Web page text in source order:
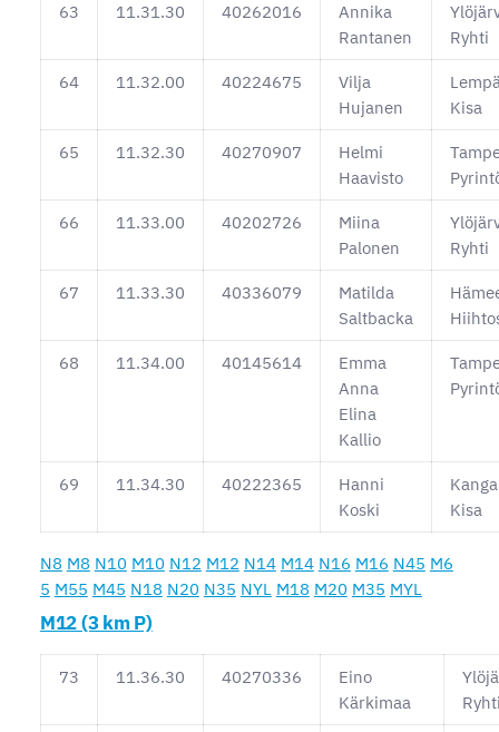
63 11.31.30 40262016
Annika
Rantanen
Ryhti
64 11.32.00 40224675
Vilja
Hujanen
Kisa
65 11.32.30 40270907
Helmi
Haavisto
66 11.33.00 40202726
Miina
Palonen
Ryhti
67 11.33.30 40336079
Matilda
Saltbacka
68 11.34.00 40145614
Emma
Anna
Elina
Kallio
69 11.34.30 40222365
Hanni
Koski
Kisa
N8 M8 N10 M10 N12 M12 N14 M14 N16 M16 N45 M6
5 M55 M45 N18 N20 N35 NYL M18 M20 M35 MYL
M12 (3 km P)
73 11.36.30 40270336
Eino
Kärkimaa